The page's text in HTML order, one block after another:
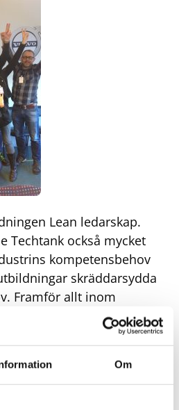
Om
Lean ledarskap.
Techtank också mycket
kompetensbehov
skräddarsydda
Framför allt inom
behov, vilket ledde till
som chef. Men även
områden, exempelvis